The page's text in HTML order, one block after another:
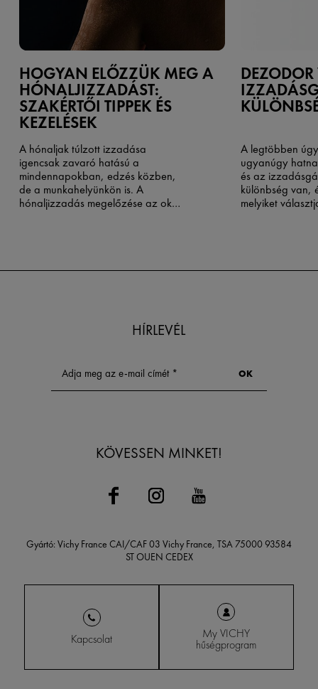
HOGYAN ELŐZZÜK MEG A
HÓNALJIZZADÁST:
SZAKÉRTŐI TIPPEK ÉS
KEZELÉSEK
A hónaljak túlzott izzadása
igencsak zavaró hatású a
mindennapokban, edzés közben,
de a munkahelyünkön is. A
hónaljizzadás megelőzése az okok
A legtöbben
ugyanúgy
és az
különbség van,
melyiket
hatékonyságot.
HÍRLEVÉL
KÖVESSEN MINKET!
Gyártó: Vichy France CAI/CAF 03 Vichy France, TSA 75000 93584
ST OUEN CEDEX
Kapcsolat My VICHY
hűségprogram